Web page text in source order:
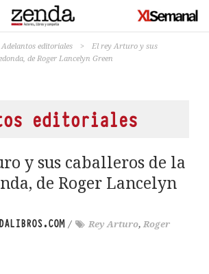
Adelantos editoriales >
El rey Arturo y sus
de Roger Lancelyn Green
editoriales
y sus caballeros de la
de Roger Lancelyn
/ Rey Arturo, Roger